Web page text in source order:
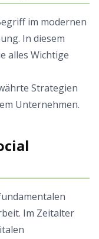
im modernen
In diesem
alles Wichtige
Strategien
Unternehmen.
Im Zeitalter